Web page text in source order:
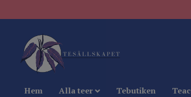
Hem Alla teer Tebutiken